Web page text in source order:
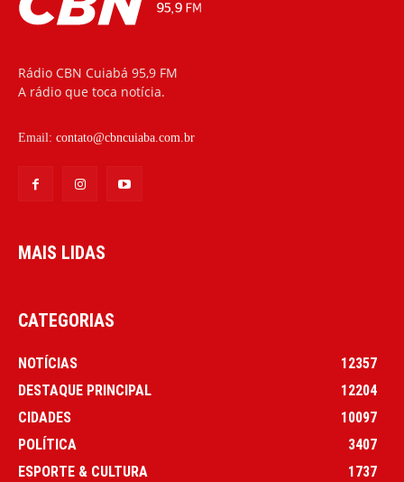
Rádio CBN Cuiabá 95,9 FM
A rádio que toca notícia.
Email: contato@cbncuiaba.com.br
MAIS LIDAS
CATEGORIAS
NOTÍCIAS
12357
DESTAQUE PRINCIPAL
12204
CIDADES
10097
POLÍTICA
3407
ESPORTE & CULTURA
1737